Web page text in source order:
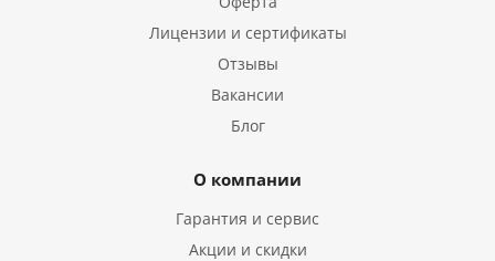
Лицензии и сертификаты
Отзывы
Вакансии
Блог
О компании
Гарантия и сервис
Акции и скидки